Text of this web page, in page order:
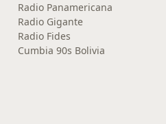
Radio Panamericana
Radio Gigante
Radio Fides
Cumbia 90s Bolivia